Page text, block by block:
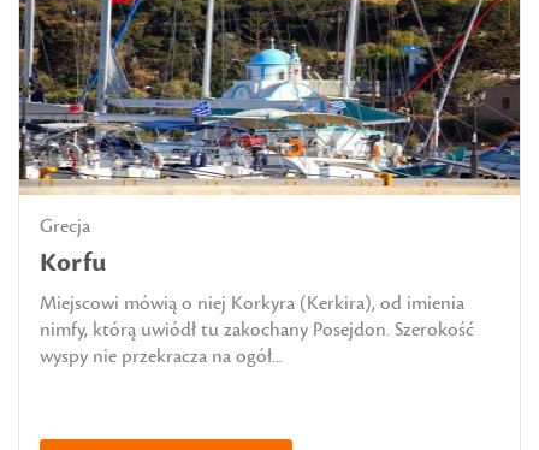
Grecja
Korfu
Miejscowi mówią o niej Korkyra (Kerkira), od imienia
nimfy, którą uwiódł tu zakochany Posejdon. Szerokość
wyspy nie przekracza na ogół...